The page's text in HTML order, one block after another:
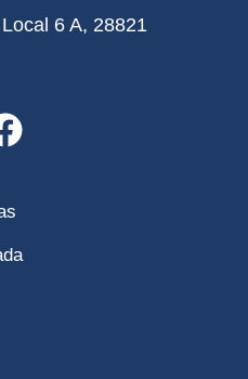
6 A, 28821